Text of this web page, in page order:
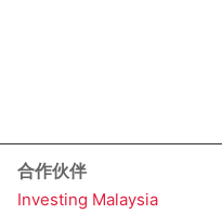
合作伙伴
Investing Malaysia